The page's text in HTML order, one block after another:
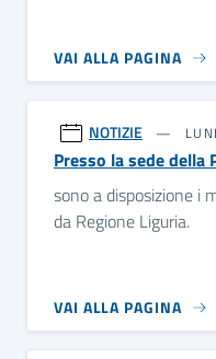
VAI ALLA PAGINA
NOTIZIE
Presso la sede della
sono a disposizione i
da Regione Liguria.
VAI ALLA PAGINA